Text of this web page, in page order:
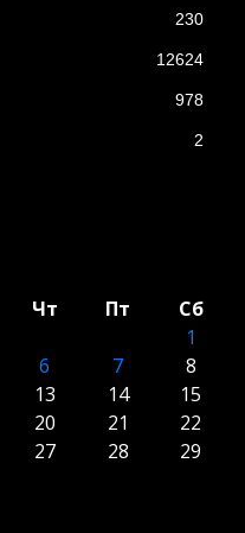
230
12624
978
2
Чт Пт
Сб
1
6 7
8
13 14
15
20 21
22
27 28
29